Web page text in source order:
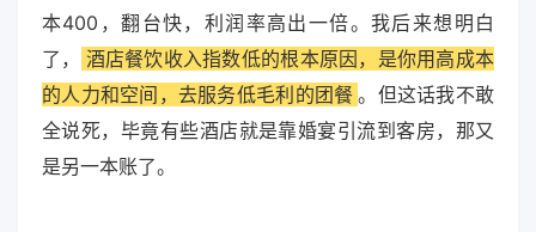
本400，翻台快，利润率高出一倍。我后来想明白
了，
酒店餐饮收入指数低的根本原因，是你用高成本
的人力和空间，去服务低毛利的团餐 。但这话我不敢
全说死，毕竟有些酒店就是靠婚宴引流到客房，那又
是另一本账了。